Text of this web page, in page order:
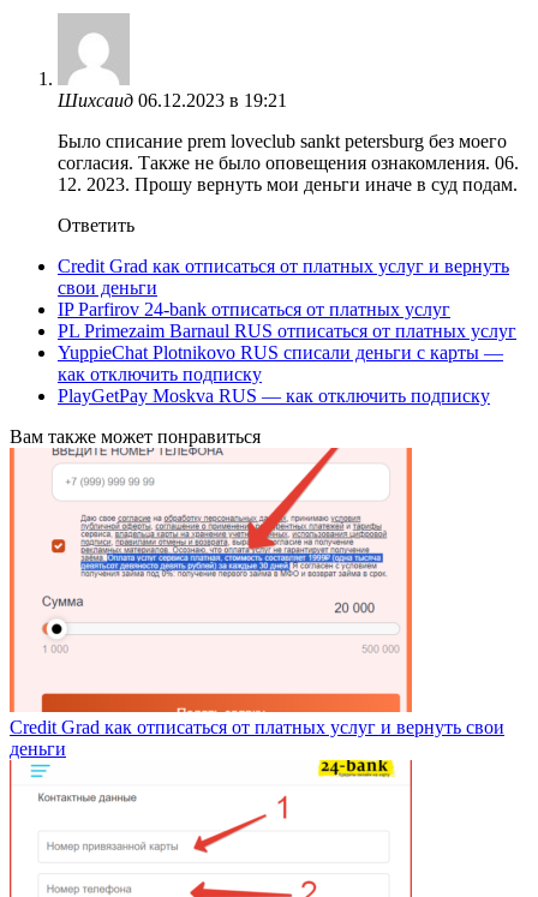
Шихсаид 06.12.2023 в 19:21
Было списание prem loveclub sankt petersburg без моего
согласия. Также не было оповещения ознакомления. 06.
12. 2023. Прошу вернуть мои деньги иначе в суд подам.
Ответить
Credit Grad как отписаться от платных услуг и вернуть
свои деньги
IP Parfirov 24-bank отписаться от платных услуг
PL Primezaim Barnaul RUS отписаться от платных услуг
YuppieChat Plotnikovo RUS списали деньги с карты —
как отключить подписку
PlayGetPay Moskva RUS — как отключить подписку
Вам также может понравиться
Credit Grad как отписаться от платных услуг и вернуть свои
деньги